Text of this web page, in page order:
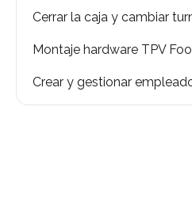
Cerrar la caja y cambiar
Montaje hardware TPV
Crear y gestionar